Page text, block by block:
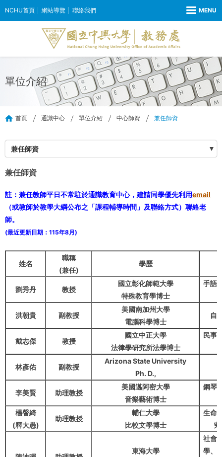
NCHU首頁 網站導覽 聯絡我們
單位介紹
首頁 通識中心 單位介紹 中心師資 兼任師資
兼任師資
兼任師資
註：兼任教師平日不常駐於通識教育中心，建請同學優先利用email
（或教師於教學大綱公布之「課程輔導時間」及聯絡方式）聯絡老
師。
(最近更新日期：115年8月)
姓名
職稱
(兼任)
學歷
劉秀丹 教授
國立彰化師範大學
特殊教育學博士
手語
洪朝貴 副教授
美國南加州大學
電腦科學博士
自
戴志傑 教授
國立中正大學
法律學研究所法學博士
民事
林彥佑 副教授
Arizona State University
Ph. D.,
李美賢 助理教授
美國邁阿密大學
音樂藝術博士
鋼琴
楊謦綺
(釋大愚)
助理教授
輔仁大學
比較文學博士
生命
東海大學
社會
學、